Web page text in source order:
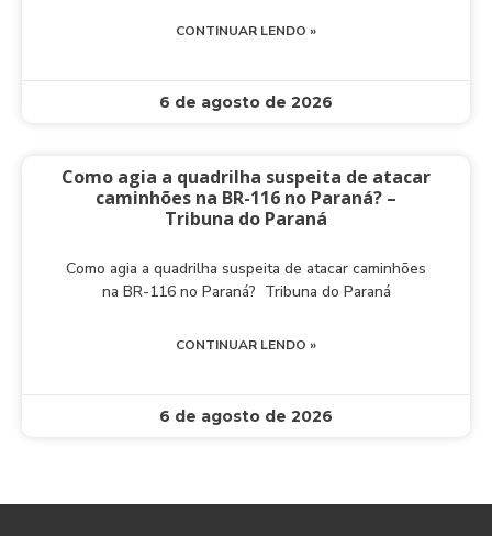
CONTINUAR LENDO »
6 de agosto de 2026
Como agia a quadrilha suspeita de atacar
caminhões na BR-116 no Paraná? –
Tribuna do Paraná
Como agia a quadrilha suspeita de atacar caminhões
na BR-116 no Paraná? Tribuna do Paraná
CONTINUAR LENDO »
6 de agosto de 2026